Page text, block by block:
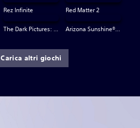
Rez Infinite Red Matter 2
The Dark Pictures: Switchback VR Arizona Sunshine® VR 2
Carica altri giochi